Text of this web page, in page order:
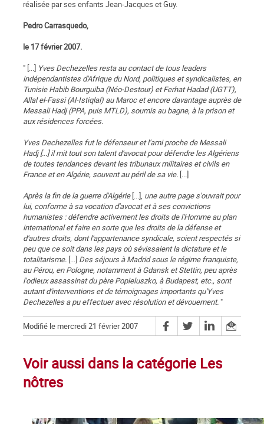
réalisée par ses enfants Jean-Jacques et Guy.
Pedro Carrasquedo,
le 17 février 2007.
" [...] Yves Dechezelles resta au contact de tous leaders
indépendantistes d'Afrique du Nord, politiques et syndicalistes, en
Tunisie Habib Bourguiba (Néo-Destour) et Ferhat Hadad (UGTT),
Allal el-Fassi (Al-Istiqlal) au Maroc et encore davantage auprès de
Messali Hadj (PPA, puis MTLD), soumis au bagne, à la prison et
aux résidences forcées.
Yves Dechezelles fut le défenseur et l'ami proche de Messali
Hadj [...] il mit tout son talent d'avocat pour défendre les Algériens
de toutes tendances devant les tribunaux militaires et civils en
France et en Algérie, souvent au péril de sa vie. [...]
Après la fin de la guerre d'Algérie[...], une autre page s'ouvrait pour
lui, conforme à sa vocation d'avocat et à ses convictions
humanistes : défendre activement les droits de l'Homme au plan
international et faire en sorte que les droits de la défense et
d'autres droits, dont l'appartenance syndicale, soient respectés si
peu que ce soit dans les pays où sévissaient la dictature et le
totalitarisme. [...] Des séjours à Madrid sous le régime franquiste,
au Pérou, en Pologne, notamment à Gdansk et Stettin, peu après
l'odieux assassinat du père Popieluszko, à Budapest, etc., sont
autant d'interventions et de témoignages importants qu'Yves
Dechezelles a pu effectuer avec résolution et dévouement."
Modifié le mercredi 21 février 2007
Voir aussi dans la catégorie Les
nôtres